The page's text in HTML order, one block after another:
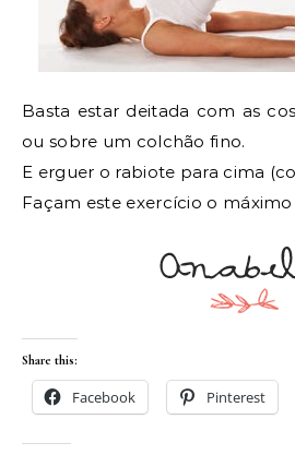
Basta estar deitada com as
ou sobre um colchão fino.
E erguer o rabiote para cima
Façam este exercício o
Share this:
Facebook Pinterest